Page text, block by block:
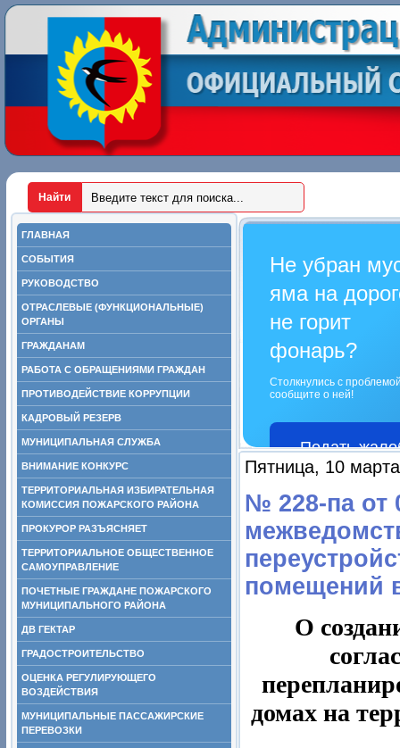
ГЛАВНАЯ
СОБЫТИЯ
РУКОВОДСТВО
ОТРАСЛЕВЫЕ (ФУНКЦИОНАЛЬНЫЕ)
ОРГАНЫ
ГРАЖДАНАМ
РАБОТА С ОБРАЩЕНИЯМИ ГРАЖДАН
ПРОТИВОДЕЙСТВИЕ КОРРУПЦИИ
КАДРОВЫЙ РЕЗЕРВ
МУНИЦИПАЛЬНАЯ СЛУЖБА
ВНИМАНИЕ КОНКУРС
ТЕРРИТОРИАЛЬНАЯ ИЗБИРАТЕЛЬНАЯ
КОМИССИЯ ПОЖАРСКОГО РАЙОНА
ПРОКУРОР РАЗЪЯСНЯЕТ
ТЕРРИТОРИАЛЬНОЕ ОБЩЕСТВЕННОЕ
САМОУПРАВЛЕНИЕ
ПОЧЕТНЫЕ ГРАЖДАНЕ ПОЖАРСКОГО
МУНИЦИПАЛЬНОГО РАЙОНА
ДВ ГЕКТАР
ГРАДОСТРОИТЕЛЬСТВО
ОЦЕНКА РЕГУЛИРУЮЩЕГО
ВОЗДЕЙСТВИЯ
МУНИЦИПАЛЬНЫЕ ПАССАЖИРСКИЕ
ПЕРЕВОЗКИ
Не убран
яма на
не горит
фонарь?
Столкнулись с
сообщите о ней!
Подать
Пятница, 10
№ 228-па от
помещений
О
домах на